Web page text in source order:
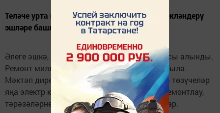
Теләче урта мәктәбенең спорт залында төзекләндерү
эшләре башланып китте.
Әлеге эшкә, конкурста отып, "Колос" оешмасы алынды.
Ремонт милли проект кысаларында башкарыла.
Мәктәп директоры Айнур Хафизов әйтүенчә төзүчеләр
яңа электр кабельләр сузган, стеналарны ремонтлау,
тәрәзәләрне алыштыру эшләрен башкаралар.